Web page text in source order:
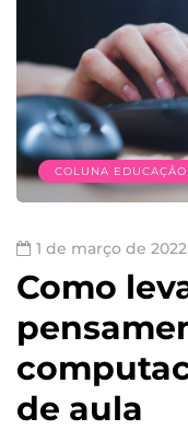
COLUNA
1 de março de 2022
Como
de aula